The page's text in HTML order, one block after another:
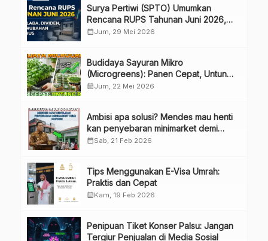
Surya Pertiwi (SPTO) Umumkan
Rencana RUPS Tahunan Juni 2026,
Bahas Penggunaan Laba Hingga
calendar_monthJum, 29 Mei 2026
Budidaya Sayuran Mikro
(Microgreens): Panen Cepat, Untung
Besar
calendar_monthJum, 22 Mei 2026
Ambisi apa solusi? Mendes mau henti
kan penyebaran minimarket demi
kopdes.
calendar_monthSab, 21 Feb 2026
Tips Menggunakan E-Visa Umrah:
Praktis dan Cepat
calendar_monthKam, 19 Feb 2026
Penipuan Tiket Konser Palsu: Jangan
Tergiur Penjualan di Media Sosial